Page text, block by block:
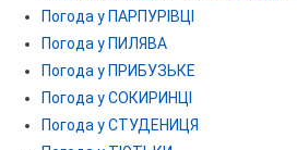
Погода у ПАРПУРІВЦІ
Погода у ПИЛЯВА
Погода у ПРИБУЗЬКЕ
Погода у СОКИРИНЦІ
Погода у СТУДЕНИЦЯ